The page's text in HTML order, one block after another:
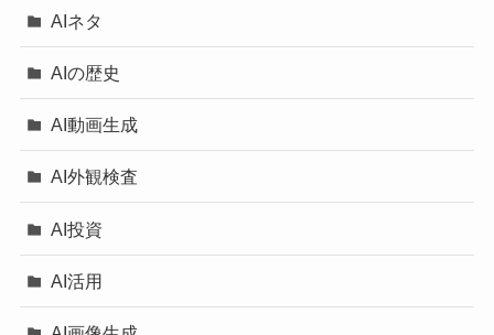
AIネタ
AIの歴史
AI動画生成
AI外観検査
AI投資
AI活用